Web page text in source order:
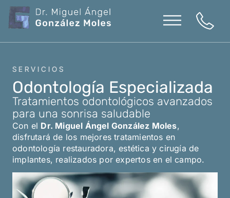
contenido
SERVICIOS
Odontología Especializada
Tratamientos odontológicos avanzados
para una sonrisa saludable
Con el Dr. Miguel Ángel González Moles,
disfrutará de los mejores tratamientos en
odontología restauradora, estética y cirugía de
implantes, realizados por expertos en el campo.